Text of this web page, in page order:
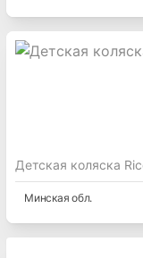
Детская коляска
Минская обл.